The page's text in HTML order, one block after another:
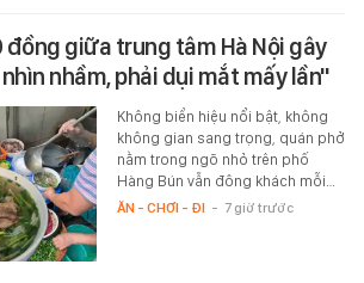
đồng giữa trung tâm Hà Nội gây
nhầm, phải dụi mắt mấy lần"
Không biển hiệu nổi bật, không
không gian sang trọng, quán phở
nằm trong ngõ nhỏ trên phố
Hàng Bún vẫn đông khách mỗi…
ĂN - CHƠI - ĐI - 7 giờ trước